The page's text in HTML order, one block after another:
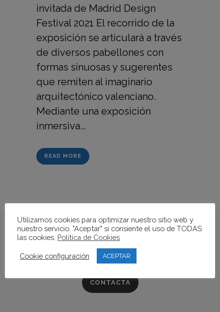
invitada de Madrid Design
Festival 2021 El recorrido de la
exposición se articulará a través
de diversos pabellones con
formas sinuosas y sugerentes
que remiten al imaginario
arquitectónico valenciano.
Mediante una exposición
inmersiva...
READ MORE
Si quieres conocer más
sobre la Fundación...
CONTACTA
Utilizamos cookies para optimizar nuestro sitio web y
nuestro servicio. "Aceptar" si consiente el uso de TODAS
las cookies. Política de Cookies
Cookie configuración ACEPTAR